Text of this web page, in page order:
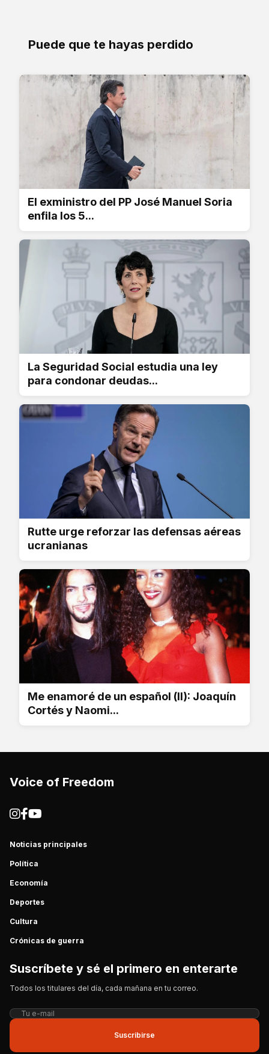
Puede que te hayas perdido
El exministro del PP José Manuel Soria
enfila los 5...
La Seguridad Social estudia una ley
para condonar deudas...
Rutte urge reforzar las defensas aéreas
ucranianas
Me enamoré de un español (II): Joaquín
Cortés y Naomi...
Voice of Freedom
Noticias principales
Política
Economía
Deportes
Cultura
Crónicas de guerra
Suscríbete y sé el primero en enterarte
Todos los titulares del día, cada mañana en tu correo.
Suscribirse